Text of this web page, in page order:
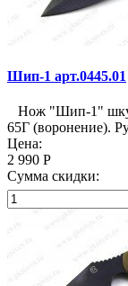
Шип-1 арт.0445.01
Нож "Шип-1"
65Г (воронение).
Цена:
2 990 Р
Сумма скидки: